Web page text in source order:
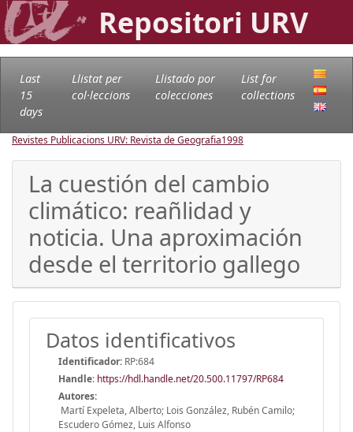
Repositori URV
Last
15
days
Llistat per
col·leccions
Llistado por
colecciones
List for
collections
Revistes Publicacions URV: Revista de Geografia1998
La cuestión del cambio
climático: reañlidad y
noticia. Una aproximación
desde el territorio gallego
Datos identificativos
Identificador: RP:684
Handle: https://hdl.handle.net/20.500.11797/RP684
Autores:
Martí Expeleta, Alberto; Lois González, Rubén Camilo;
Escudero Gómez, Luis Alfonso